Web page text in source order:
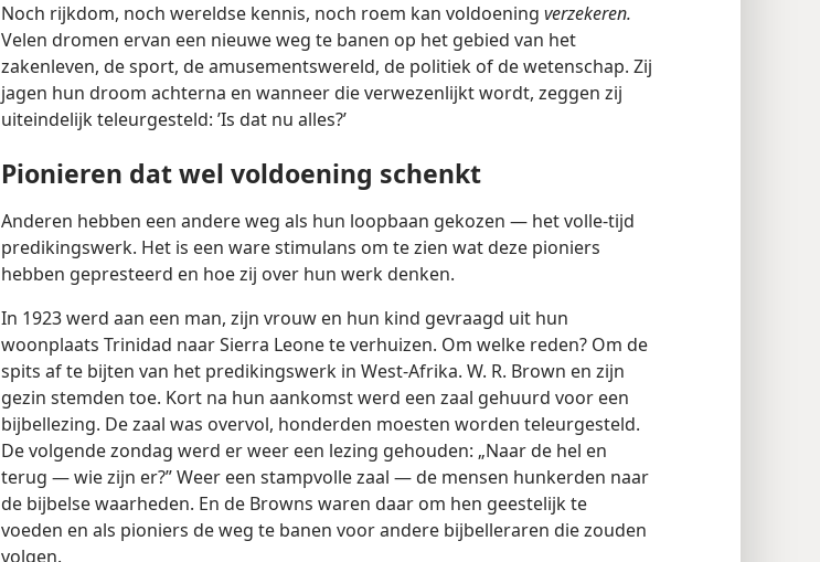
Noch rijkdom, noch wereldse kennis, noch roem kan voldoening verzekeren.
Velen dromen ervan een nieuwe weg te banen op het gebied van het
zakenleven, de sport, de amusementswereld, de politiek of de wetenschap. Zij
jagen hun droom achterna en wanneer die verwezenlijkt wordt, zeggen zij
uiteindelijk teleurgesteld: ’Is dat nu alles?’
Pionieren dat wel voldoening schenkt
Anderen hebben een andere weg als hun loopbaan gekozen — het volle-tijd
predikingswerk. Het is een ware stimulans om te zien wat deze pioniers
hebben gepresteerd en hoe zij over hun werk denken.
In 1923 werd aan een man, zijn vrouw en hun kind gevraagd uit hun
woonplaats Trinidad naar Sierra Leone te verhuizen. Om welke reden? Om de
spits af te bijten van het predikingswerk in West-Afrika. W. R. Brown en zijn
gezin stemden toe. Kort na hun aankomst werd een zaal gehuurd voor een
bijbellezing. De zaal was overvol, honderden moesten worden teleurgesteld.
De volgende zondag werd er weer een lezing gehouden: „Naar de hel en
terug — wie zijn er?” Weer een stampvolle zaal — de mensen hunkerden naar
de bijbelse waarheden. En de Browns waren daar om hen geestelijk te
voeden en als pioniers de weg te banen voor andere bijbelleraren die zouden
volgen.